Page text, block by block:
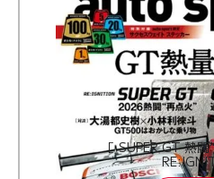
［ SUPER GT 熱